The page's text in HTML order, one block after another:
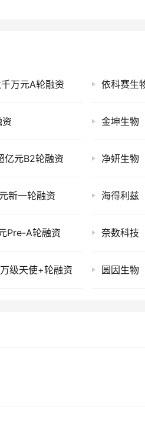
万元A轮融资 依科赛生
亿元B2轮融资 净妍生物
新一轮融资 海得利兹
Pre-A轮融资 奈数科技
级天使+轮融资